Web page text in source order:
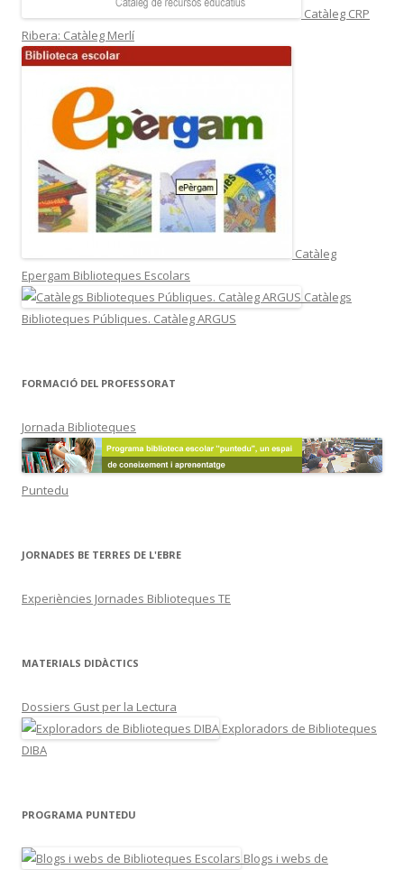
Catàleg CRP
Ribera: Catàleg Merlí
Catàleg
Epergam Biblioteques Escolars
Catàlegs
Biblioteques Públiques. Catàleg ARGUS
FORMACIÓ DEL PROFESSORAT
Jornada Biblioteques
Puntedu
JORNADES BE TERRES DE L'EBRE
Experiències Jornades Biblioteques TE
MATERIALS DIDÀCTICS
Dossiers Gust per la Lectura
Exploradors de Biblioteques
DIBA
PROGRAMA PUNTEDU
Blogs i webs de